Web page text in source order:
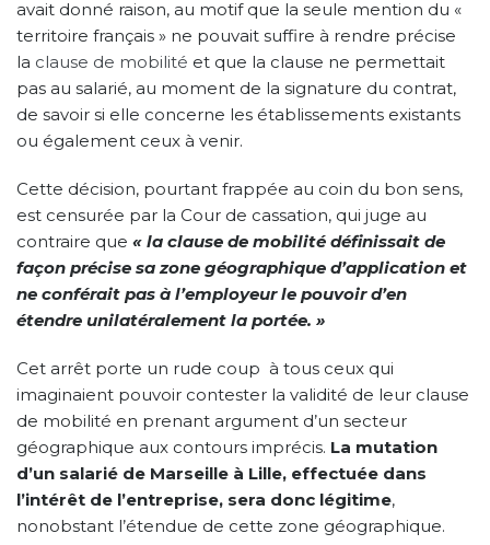
avait donné raison, au motif que la seule mention du «
territoire français » ne pouvait suffire à rendre précise
la clause de mobilité et que la clause ne permettait
pas au salarié, au moment de la signature du contrat,
de savoir si elle concerne les établissements existants
ou également ceux à venir.
Cette décision, pourtant frappée au coin du bon sens,
est censurée par la Cour de cassation, qui juge au
contraire que « la clause de mobilité définissait de
façon précise sa zone géographique d’application et
ne conférait pas à l’employeur le pouvoir d’en
étendre unilatéralement la portée. »
Cet arrêt porte un rude coup à tous ceux qui
imaginaient pouvoir contester la validité de leur clause
de mobilité en prenant argument d’un secteur
géographique aux contours imprécis. La mutation
d’un salarié de Marseille à Lille, effectuée dans
l’intérêt de l’entreprise, sera donc légitime,
nonobstant l’étendue de cette zone géographique.